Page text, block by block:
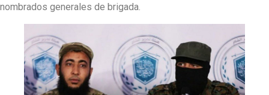
nombrados generales de brigada.